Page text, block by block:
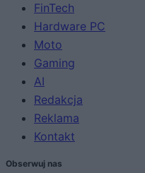
FinTech
Hardware PC
Moto
Gaming
AI
Redakcja
Reklama
Kontakt
Obserwuj nas